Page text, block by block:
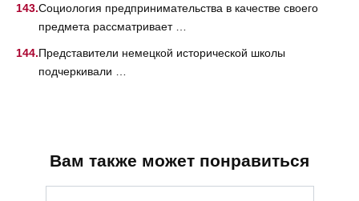
Социология предпринимательства в качестве своего
предмета рассматривает …
Представители немецкой исторической школы
подчеркивали …
Вам также может понравиться